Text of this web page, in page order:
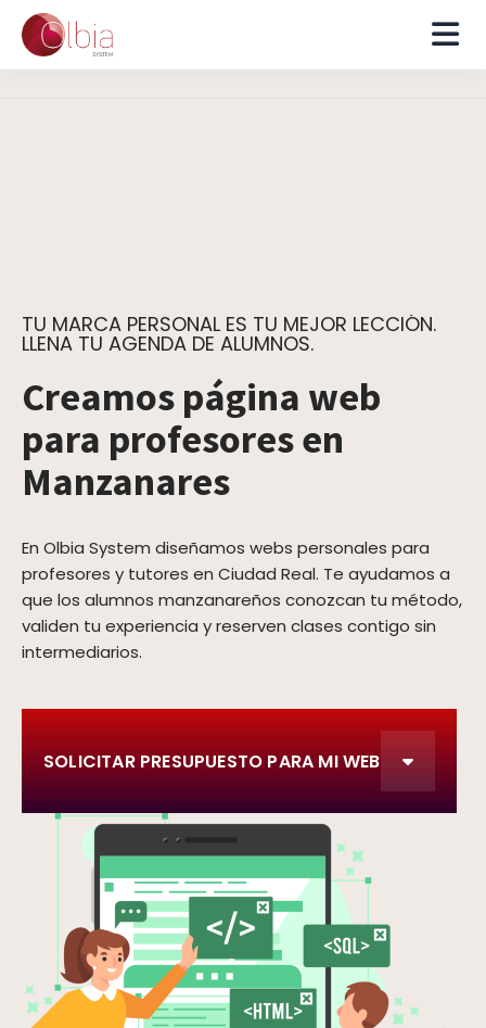
TU MARCA PERSONAL ES TU MEJOR LECCIÓN.
LLENA TU AGENDA DE ALUMNOS.
Creamos página web
para profesores en
Manzanares
En Olbia System diseñamos webs personales para
profesores y tutores en Ciudad Real. Te ayudamos a
que los alumnos manzanareños conozcan tu método,
validen tu experiencia y reserven clases contigo sin
intermediarios.
SOLICITAR PRESUPUESTO PARA MI WEB